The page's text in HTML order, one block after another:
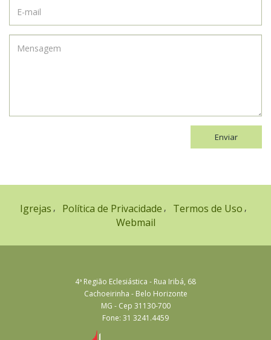
Enviar
Igrejas Política de Privacidade
Termos de Uso
Webmail
4ª Região Eclesiástica - Rua Iribá, 68
Cachoeirinha - Belo Horizonte
MG - Cep 31130-700
Fone: 31 3241.4459